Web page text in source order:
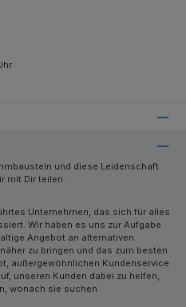
und diese Leidenschaft
mit Dir teilen.
Unternehmen, das sich für alles
Wir haben es uns zur Aufgabe
Angebot an alternativen
zu bringen und das zum besten
außergewöhnlichen Kundenservice
unseren Kunden dabei zu helfen,
wonach sie suchen.